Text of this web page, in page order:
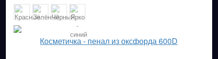
Косметичка - пенал из оксфорда 600D